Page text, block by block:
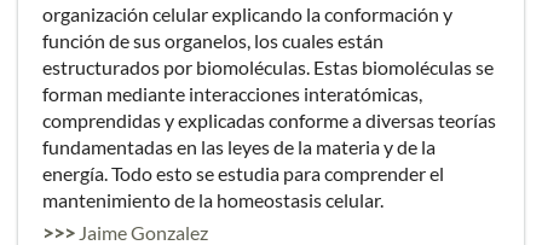
organización celular explicando la conformación y
función de sus organelos, los cuales están
estructurados por biomoléculas. Estas biomoléculas se
forman mediante interacciones interatómicas,
comprendidas y explicadas conforme a diversas teorías
fundamentadas en las leyes de la materia y de la
energía. Todo esto se estudia para comprender el
mantenimiento de la homeostasis celular.
>>> Jaime Gonzalez